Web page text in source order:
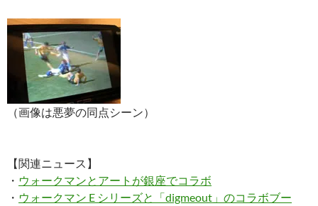
（画像は悪夢の同点シーン）
【関連ニュース】
・ ウォークマンとアートが銀座でコラボ
・ ウォークマン E シリーズと「digmeout」のコラボブー